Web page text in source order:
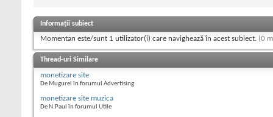
Informații subiect
Momentan este/sunt 1 utilizator(i) care navighează în acest subiect. (0
Thread-uri Similare
monetizare site
De Mugurel în forumul Advertising
monetizare site muzica
De N.Paul în forumul Utile